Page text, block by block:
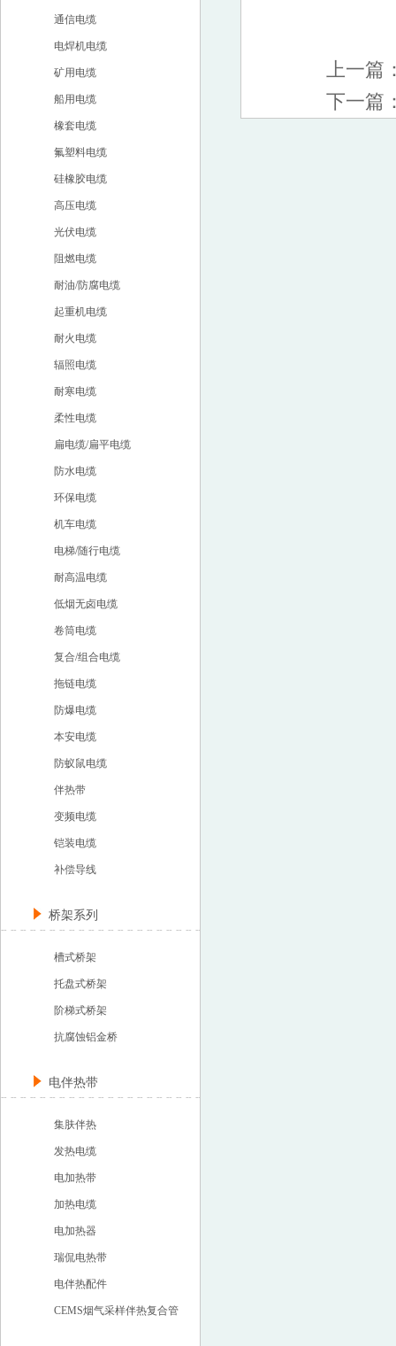
通信电缆
电焊机电缆
矿用电缆
船用电缆
橡套电缆
氟塑料电缆
硅橡胶电缆
高压电缆
光伏电缆
阻燃电缆
耐油/防腐电缆
起重机电缆
耐火电缆
辐照电缆
耐寒电缆
柔性电缆
扁电缆/扁平电缆
防水电缆
环保电缆
机车电缆
电梯/随行电缆
耐高温电缆
低烟无卤电缆
卷筒电缆
复合/组合电缆
拖链电缆
防爆电缆
本安电缆
防蚁鼠电缆
伴热带
变频电缆
铠装电缆
补偿导线
桥架系列
槽式桥架
托盘式桥架
阶梯式桥架
抗腐蚀铝金桥
电伴热带
集肤伴热
发热电缆
电加热带
加热电缆
电加热器
瑞侃电热带
电伴热配件
CEMS烟气采样伴热复合管
上一篇
下一篇